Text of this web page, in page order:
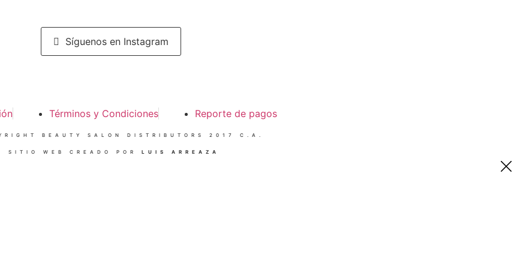
Síguenos en Instagram
Términos y Condiciones Reporte de pagos
BEAUTY SALON DISTRIBUTORS 2017 C.A.
SITIO WEB CREADO POR LUIS ARREAZA